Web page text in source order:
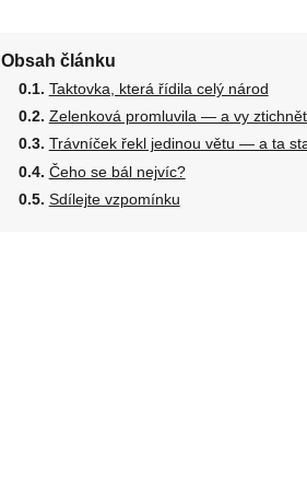
Obsah článku
Taktovka, která řídila celý národ
Zelenková promluvila — a vy
Trávníček řekl jedinou větu — a ta
Čeho se bál nejvíc?
Sdílejte vzpomínku